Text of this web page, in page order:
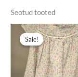
Seotud tooted
Sale!
Sale!
Algne
hind
oli:
4,80 €.
Praegune
hind
on:
2,90 €.